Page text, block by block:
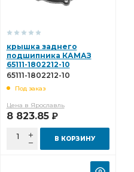
крышка заднего
подшипника КАМАЗ
65111-1802212-10
65111-1802212-10
Под заказ
Цена в Ярославль
8 823.85 Р
В КОРЗИНУ